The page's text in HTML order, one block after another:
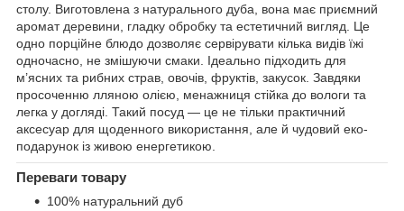
столу. Виготовлена з натурального дуба, вона має приємний
аромат деревини, гладку обробку та естетичний вигляд. Це
одно порційне блюдо дозволяє сервірувати кілька видів їжі
одночасно, не змішуючи смаки. Ідеально підходить для
м’ясних та рибних страв, овочів, фруктів, закусок. Завдяки
просоченню лляною олією, менажниця стійка до вологи та
легка у догляді. Такий посуд — це не тільки практичний
аксесуар для щоденного використання, але й чудовий еко-
подарунок із живою енергетикою.
Переваги товару
100% натуральний дуб